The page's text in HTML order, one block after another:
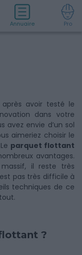
Annuaire Pro
avoir testé le
dans votre
envie d’un sol
aimeriez choisir le
parquet flottant
avantages.
il reste très
pas très difficile à
techniques de ce
?